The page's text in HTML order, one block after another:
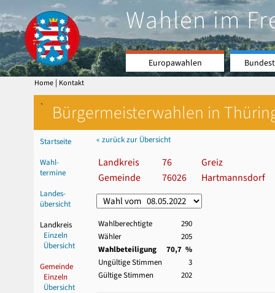
Wahlen im
Europawahlen
Home | Kontakt
` Bürgermeisterwahlen in
Startseite
Wahl-
termine
Landes-
übersicht
Landkreis
Einzeln
Übersicht
Gemeinde
Einzeln
Übersicht
« zurück zur Übersicht
Landkreis 76
Greiz
Gemeinde
76026 Hartmannsdorf
Wahlberechtigte
290
Wähler
205
Wahlbeteiligung
70,7 %
Ungültige Stimmen
3
Gültige Stimmen
202